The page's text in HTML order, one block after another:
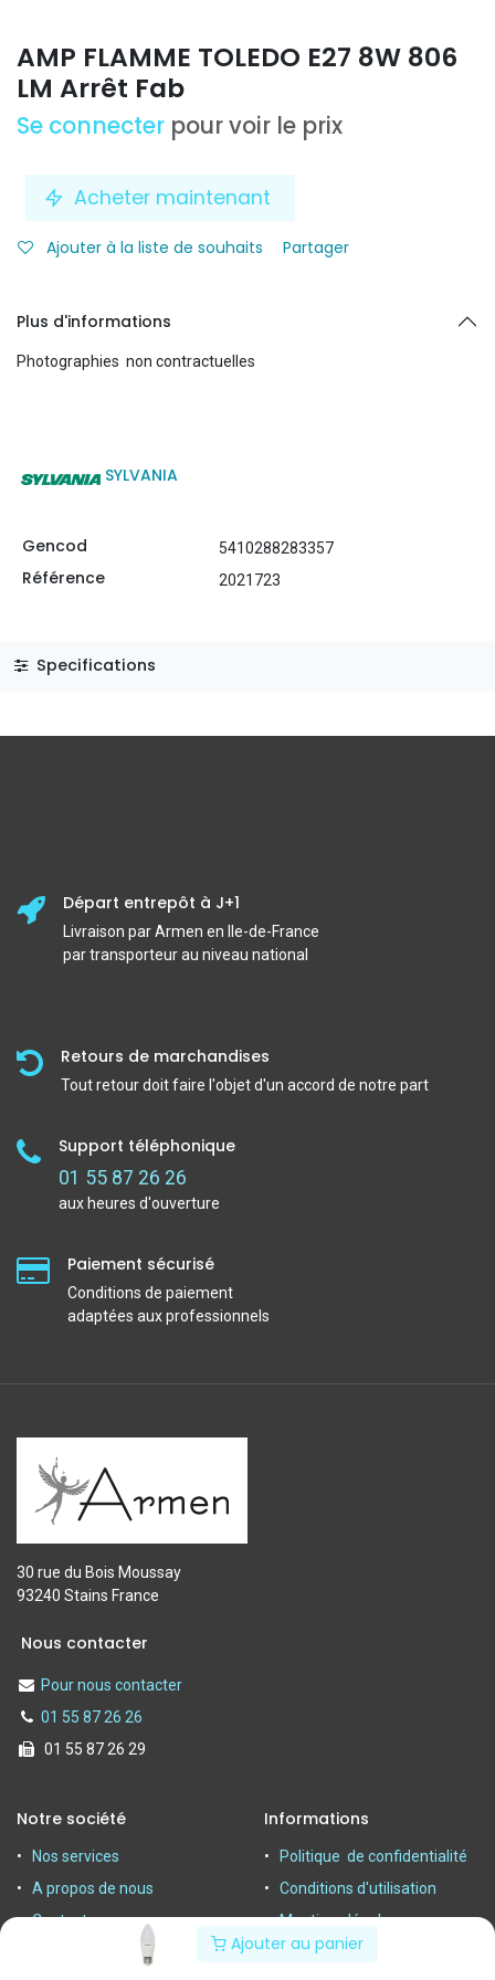
Ajouter au panier
AMP FLAMME TOLEDO E27 8W 806
LM Arrêt Fab
Se connecter pour voir le prix
Acheter maintenant
Ajouter à la liste de souhaits Partager
Plus d'informations
Photographies non contractuelles
SYLVANIA
Gencod 5410288283357
Référence 2021723
Specifications
Départ entrepôt à J+1
Livraison par Armen en Ile-de-France
par transporteur au niveau national
Retours de marchandises
Tout retour doit faire l'objet d'un accord de notre part
Support téléphonique
01 55 87 26 26
aux heures d'ouverture
Paiement sécurisé
Conditions de paiement
adaptées aux professionnels
30 rue du Bois Moussay
93240 Stains France
Nous contacter
Pour nous contacter
01 55 87 26 26
01 55 87 26 29
Notre société
Nos services
A propos de nous
Contactez-nous
Informations
Politique de confidentialité
Conditions d'utilisation
Mentions légales